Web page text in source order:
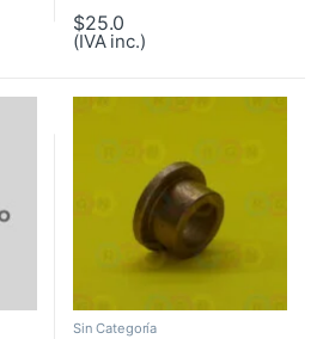
$25.0
(IVA inc.)
Sin Categoría